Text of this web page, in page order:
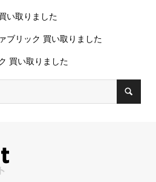
い取りました
ブリック 買い取りました
買い取りました